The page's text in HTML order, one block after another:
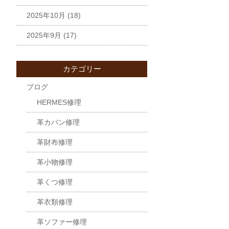
2025年10月 (18)
2025年9月 (17)
カテゴリー
ブログ
HERMES修理
革カバン修理
革財布修理
革小物修理
革くつ修理
革衣類修理
革ソファー修理